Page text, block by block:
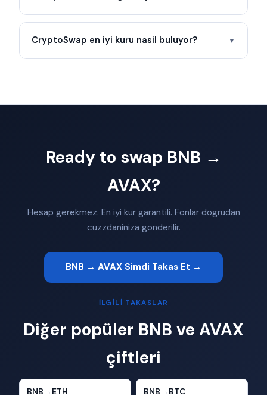
CryptoSwap en iyi kuru nasil buluyor? ▼
Ready to swap BNB →
AVAX?
Hesap gerekmez. En iyi kur garantili. Fonlar dogrudan
cuzzdaniniza gonderilir.
BNB → AVAX Simdi Takas Et →
İLGILI TAKASLAR
Diğer popüler BNB ve AVAX
çiftleri
BNB → ETH BNB → BTC